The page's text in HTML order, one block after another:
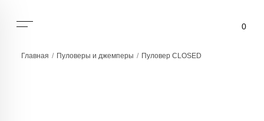
Главная / Пуловеры и джемперы / Пуловер CLOSED